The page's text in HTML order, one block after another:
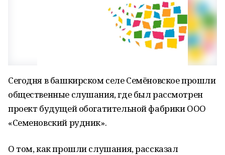
Сегодня в башкирском селе Семёновское прошли
общественные слушания, где был рассмотрен
проект будущей обогатительной фабрики ООО
«Семеновский рудник».
О том, как прошли слушания, рассказал